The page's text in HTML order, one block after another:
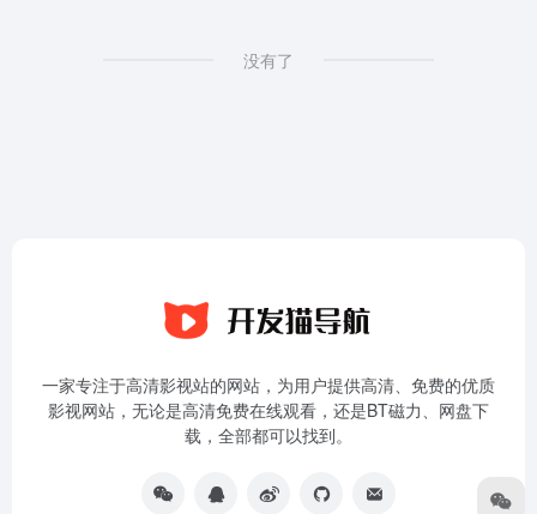
没有了
一家专注于高清影视站的网站，为用户提供高清、免费的优质
影视网站，无论是高清免费在线观看，还是BT磁力、网盘下
载，全部都可以找到。